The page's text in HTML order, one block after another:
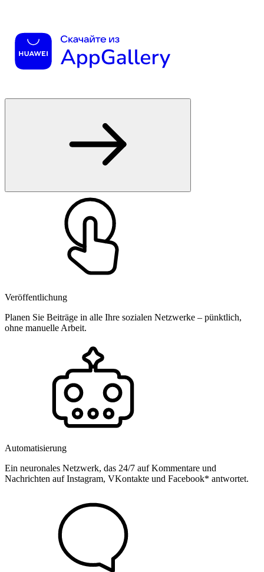
Veröffentlichung
Planen Sie Beiträge in alle Ihre sozialen Netzwerke – pünktlich,
ohne manuelle Arbeit.
Automatisierung
Ein neuronales Netzwerk, das 24/7 auf Kommentare und
Nachrichten auf Instagram, VKontakte und Facebook* antwortet.